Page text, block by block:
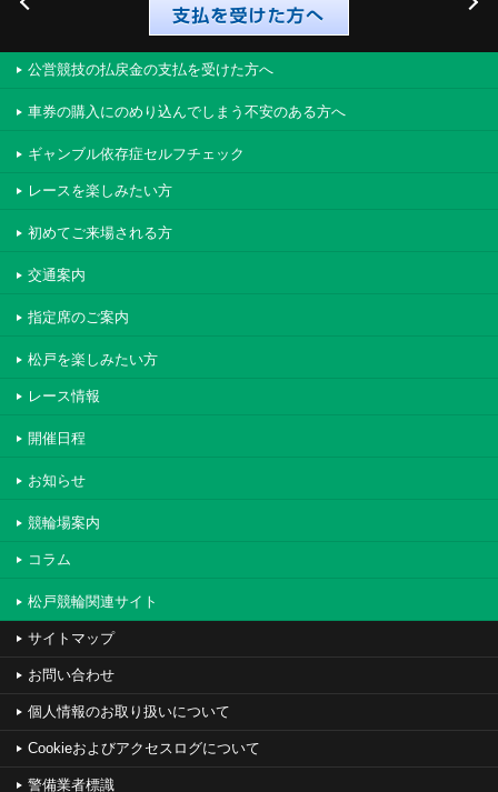
公営競技の払戻金の支払を受けた方へ
車券の購入にのめり込んでしまう不安のある方へ
ギャンブル依存症セルフチェック
レースを楽しみたい方
初めてご来場される方
交通案内
指定席のご案内
松戸を楽しみたい方
レース情報
開催日程
お知らせ
競輪場案内
コラム
松戸競輪関連サイト
サイトマップ
お問い合わせ
個人情報のお取り扱いについて
Cookieおよびアクセスログについて
警備業者標識